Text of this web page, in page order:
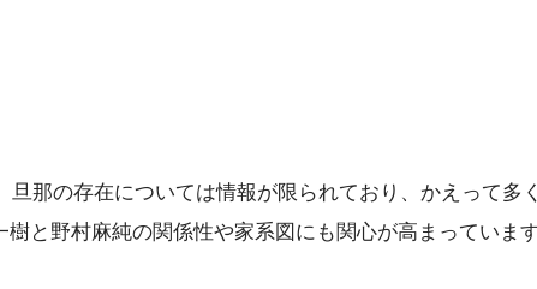
那の存在については情報が限られており、かえって多
と野村麻純の関係性や家系図にも関心が高まっています